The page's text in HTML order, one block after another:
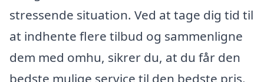
stressende situation. Ved at tage dig tid til
at indhente flere tilbud og sammenligne
dem med omhu, sikrer du, at du får den
bedste mulige service til den bedste pris.